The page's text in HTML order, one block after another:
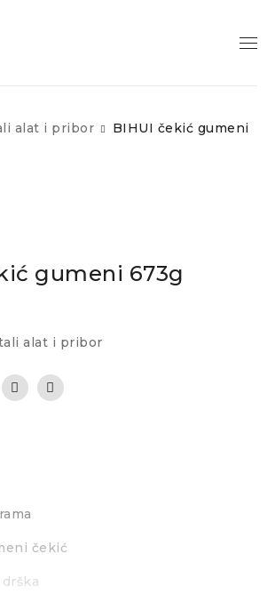
alat i pribor
BIHUI čekić gumeni
gumeni 673g
alat i pribor
čekić